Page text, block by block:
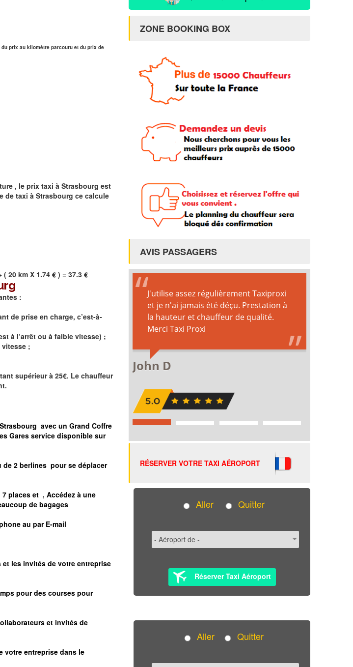
prix au kilomètre parcouru et du prix de
, le prix taxi à Strasbourg est
de taxi à Strasbourg ce calcule
( 20 km X 1.74 € ) = 37.3 €
:
de prise en charge, c’est-à-
à l’arrêt ou à faible vitesse) ;
vitesse ;
supérieur à 25€. Le chauffeur
Strasbourg avec un Grand Coffre
Gares service disponible sur
de 2 berlines pour se déplacer
7 places et , Accédez à une
de bagages
au par E-mail
et les invités de votre entreprise
pour des courses pour
et invités de
votre entreprise dans le
ZONE BOOKING BOX
AVIS PASSAGERS
RÉSERVER VOTRE TAXI AÉROPORT
Aller Quitter
Réserver Taxi Aéroport
Aller Quitter